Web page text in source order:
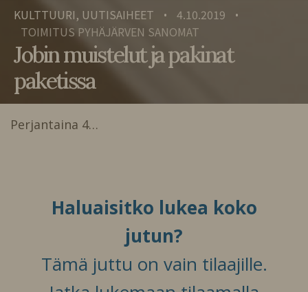
KULTTUURI, UUTISAIHEET • 4.10.2019 •
TOIMITUS PYHÄJÄRVEN SANOMAT
Jobin muistelut ja pakinat
paketissa
Perjantaina 4…
Haluaisitko lukea koko
jutun?
Tämä juttu on vain tilaajille.